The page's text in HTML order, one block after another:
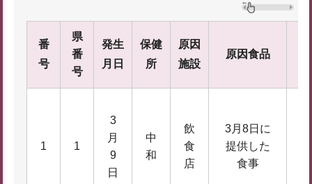
番
号
県
番
号
発生
月日
保健
所
原因
施設
原因食品
1 1
3
月
9
日
中
和
飲
食
店
3月8日に
提供した
食事